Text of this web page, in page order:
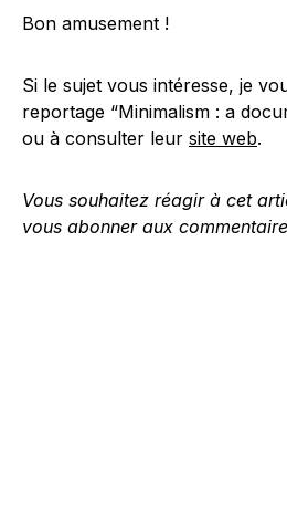
Bon amusement !
Si le sujet vous intéresse, je
reportage “Minimalism : a
ou à consulter leur site web.
Vous souhaitez réagir à cet
vous abonner aux